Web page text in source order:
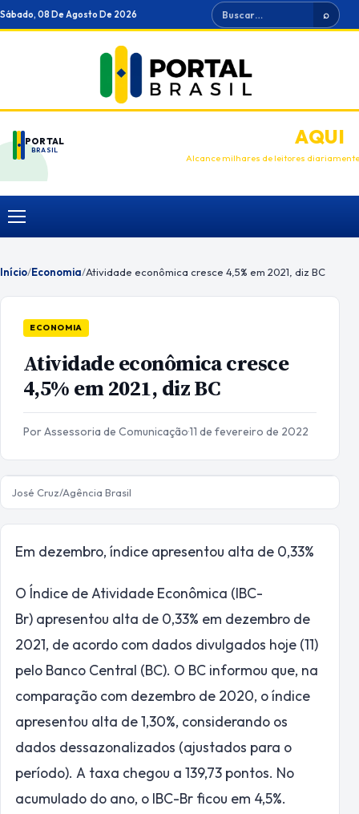
Ir
para
Sábado, 08 De Agosto De 2026 Buscar ⌕
PORTAL
BRASIL
ANUNCIEAQUI
Alcance milhares de leitores diariamente
Menu
Início/Economia/Atividade econômica cresce 4,5% em 2021, diz BC
ECONOMIA
Atividade econômica cresce
4,5% em 2021, diz BC
Por Assessoria de Comunicação·11 de fevereiro de 2022
José Cruz/Agência Brasil
Em dezembro, índice apresentou alta de 0,33%
O Índice de Atividade Econômica (IBC-
Br) apresentou alta de 0,33% em dezembro de
2021, de acordo com dados divulgados hoje (11)
pelo Banco Central (BC). O BC informou que, na
comparação com dezembro de 2020, o índice
apresentou alta de 1,30%, considerando os
dados dessazonalizados (ajustados para o
período). A taxa chegou a 139,73 pontos. No
acumulado do ano, o IBC-Br ficou em 4,5%.